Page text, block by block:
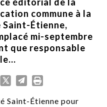
commune à la
Étienne,
mi-septembre
que responsable